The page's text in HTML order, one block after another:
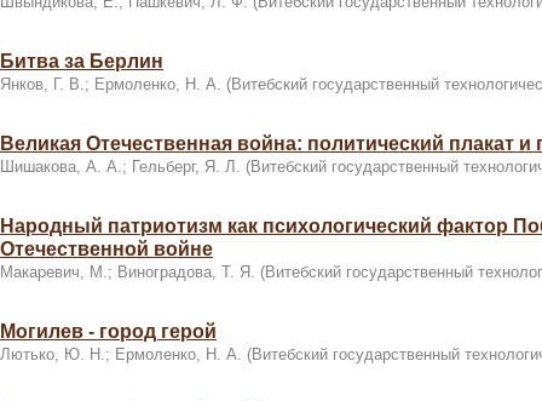
Битва за Берлин
Янков, Г. В.; Ермоленко, Н. А. (Витебский государственный
Великая Отечественная война: политический плакат и
Шишакова, А. А.; Гельберг, Я. Л. (Витебский государственный
Народный патриотизм как психологический фактор
Отечественной войне
Макаревич, М.; Виноградова, Т. Я. (Витебский государственный
Могилев - город герой
Лютько, Ю. Н.; Ермоленко, Н. А. (Витебский государственный